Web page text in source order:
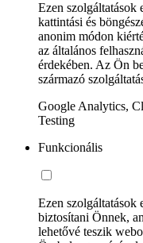
Ezen szolgáltatások
kattintási és
anonim módon
az általános
érdekében. Az Ön
származó
Google Analytics,
Testing
Funkcionális
Ezen
biztosítani Önnek,
lehetővé teszik